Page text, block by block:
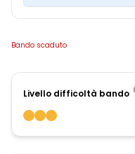
Bando scaduto
Livello difficoltà bando